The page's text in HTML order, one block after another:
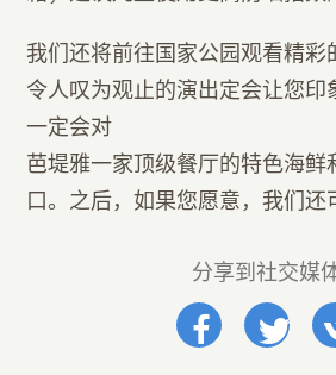
我们还将前往国家公园观看精彩
令人叹为观止的演出定会让您印
一定会对
芭堤雅一家顶级餐厅的特色海鲜
口。之后，如果您愿意，我们还
分享到社交媒